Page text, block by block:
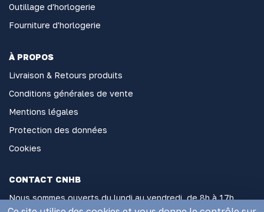
Outillage d'horlogerie
Fourniture d'horlogerie
À PROPOS
Livraison & Retours produits
Conditions générales de vente
Mentions légales
Protection des données
Cookies
CONTACT CNHB
Nous sommes ouverts du lundi au vendredi, de 8h à 17h
sans interruption